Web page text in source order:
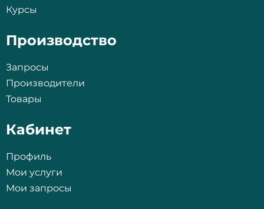
Курсы
Производство
Запросы
Производители
Товары
Кабинет
Профиль
Мои услуги
Мои запросы